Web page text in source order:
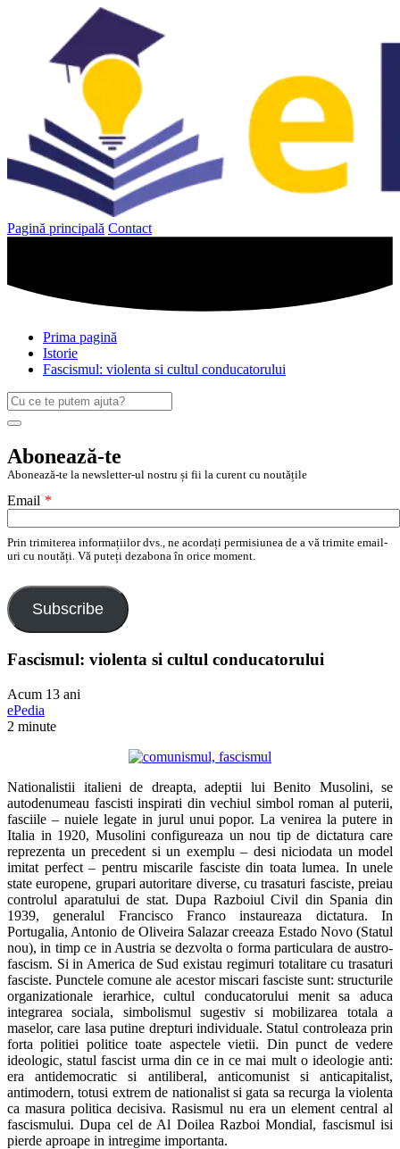
Pagină principală Contact
Prima pagină
Istorie
Fascismul: violenta si cultul conducatorului
Caută
după:
Search
Abonează-te
Abonează-te la newsletter-ul nostru și fii la curent cu noutățile
Email *
Prin trimiterea informațiilor dvs., ne acordați permisiunea de a vă trimite email-
uri cu noutăți. Vă puteți dezabona în orice moment.
Subscribe
Fascismul: violenta si cultul conducatorului
Acum 13 ani
ePedia
2 minute
Nationalistii italieni de dreapta, adeptii lui Benito Musolini, se
autodenumeau fascisti inspirati din vechiul simbol roman al puterii,
fasciile – nuiele legate in jurul unui popor. La venirea la putere in
Italia in 1920, Musolini configureaza un nou tip de dictatura care
reprezenta un precedent si un exemplu – desi niciodata un model
imitat perfect – pentru miscarile fasciste din toata lumea. In unele
state europene, grupari autoritare diverse, cu trasaturi fasciste, preiau
controlul aparatului de stat. Dupa Razboiul Civil din Spania din
1939, generalul Francisco Franco instaureaza dictatura. In
Portugalia, Antonio de Oliveira Salazar creeaza Estado Novo (Statul
nou), in timp ce in Austria se dezvolta o forma particulara de austro-
fascism. Si in America de Sud existau regimuri totalitare cu trasaturi
fasciste. Punctele comune ale acestor miscari fasciste sunt: structurile
organizationale ierarhice, cultul conducatorului menit sa aduca
integrarea sociala, simbolismul sugestiv si mobilizarea totala a
maselor, care lasa putine drepturi individuale. Statul controleaza prin
forta politiei politice toate aspectele vietii. Din punct de vedere
ideologic, statul fascist urma din ce in ce mai mult o ideologie anti:
era antidemocratic si antiliberal, anticomunist si anticapitalist,
antimodern, totusi extrem de nationalist si gata sa recurga la violenta
ca masura politica decisiva. Rasismul nu era un element central al
fascismului. Dupa cel de Al Doilea Razboi Mondial, fascismul isi
pierde aproape in intregime importanta.